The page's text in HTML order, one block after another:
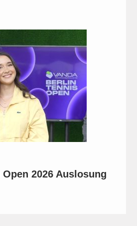
2026 Auslosung